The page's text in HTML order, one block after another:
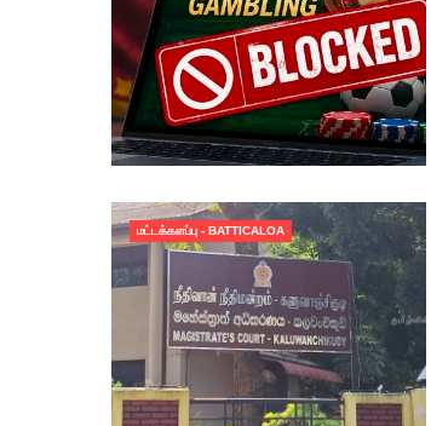
மட்டக்களப்பு - BATTICALOA